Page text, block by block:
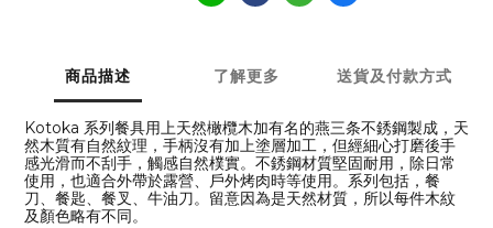
商品描述 了解更多 送貨及付款方式
Kotoka 系列餐具用上天然橄欖木加有名的燕三条不銹鋼製成，天
然木質有自然紋理，手柄沒有加上塗層加工，但經細心打磨後手
感光滑而不刮手，觸感自然樸實。不銹鋼材質堅固耐用，除日常
使用，也適合外帶於露營、戶外烤肉時等使用。系列包括，餐
刀、餐匙、餐叉、牛油刀。留意因為是天然材質，所以每件木紋
及顏色略有不同。